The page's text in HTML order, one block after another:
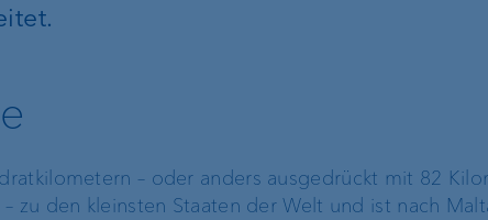
Engagement
Unsere Geschichte
– oder anders ausgedrückt mit 82
zu den kleinsten Staaten der Welt und ist nach